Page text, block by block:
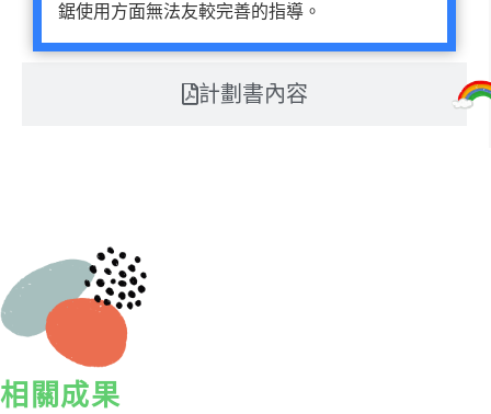
計劃書內容
鋸使用方面無法友較完善的指導。
相關成果